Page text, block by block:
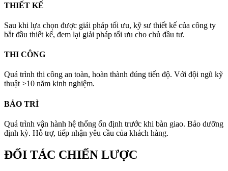
THIẾT KẾ
Sau khi lựa chọn được giải pháp tối ưu, kỹ sư thiết kế của công ty
bắt đầu thiết kế, đem lại giải pháp tối ưu cho chủ đầu tư.
THI CÔNG
Quá trình thi công an toàn, hoàn thành đúng tiến độ. Với đội ngũ kỹ
thuật >10 năm kinh nghiệm.
BẢO TRÌ
Quá trình vận hành hệ thống ổn định trước khi bàn giao. Bảo dưỡng
định kỳ. Hỗ trợ, tiếp nhận yêu cầu của khách hàng.
ĐỐI TÁC CHIẾN LƯỢC